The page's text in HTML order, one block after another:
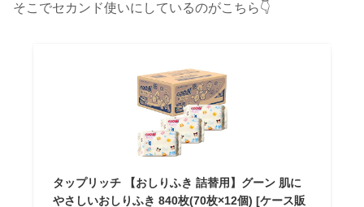
そこでセカンド使いにしているのがこちら👇
タップリッチ 【おしりふき 詰替用】グーン 肌に
やさしいおしりふき 840枚(70枚×12個) [ケース販